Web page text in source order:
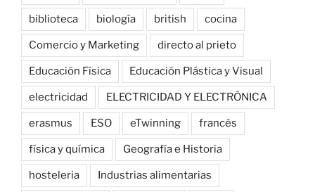
biblioteca biología british cocina
Comercio y Marketing directo al prieto
Educación Física Educación Plástica y Visual
electricidad ELECTRICIDAD Y ELECTRÓNICA
erasmus ESO eTwinning francés
física y química Geografía e Historia
hosteleria Industrias alimentarias